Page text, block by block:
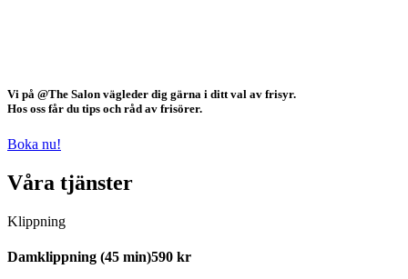
Vi på @The Salon vägleder dig gärna i ditt val av frisyr.
Hos oss får du tips och råd av frisörer.
Boka nu!
Våra tjänster
Klippning
Damklippning (45 min)590 kr